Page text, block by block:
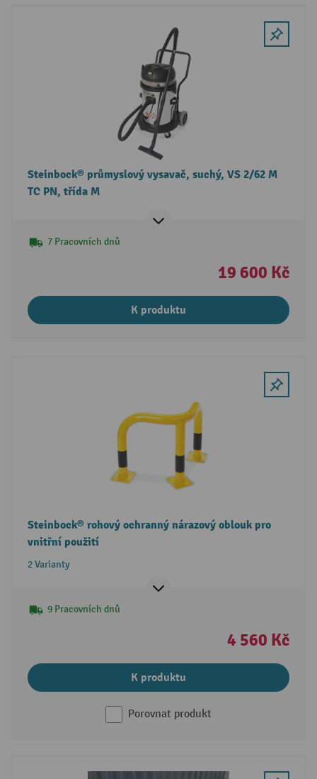
Steinbock® průmyslový vysavač, suchý, VS 2/62 M
TC PN, třída M
7 Pracovních dnů
19 600 Kč
K produktu
Steinbock® rohový ochranný nárazový oblouk pro
vnitřní použití
2 Varianty
9 Pracovních dnů
4 560 Kč
K produktu
Porovnat produkt